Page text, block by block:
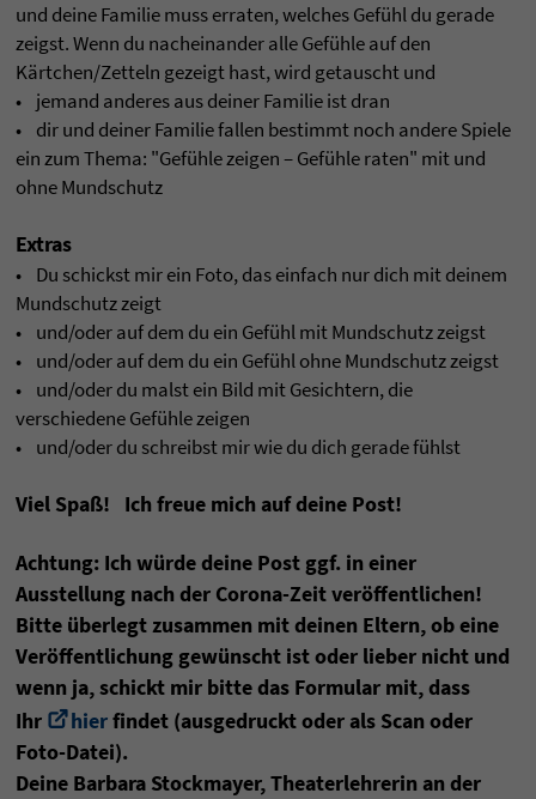
und deine Familie muss erraten, welches Gefühl du gerade
zeigst. Wenn du nacheinander alle Gefühle auf den
Kärtchen/Zetteln gezeigt hast, wird getauscht und
• jemand anderes aus deiner Familie ist dran
• dir und deiner Familie fallen bestimmt noch andere Spiele
ein zum Thema: "Gefühle zeigen – Gefühle raten" mit und
ohne Mundschutz
Extras
• Du schickst mir ein Foto, das einfach nur dich mit deinem
Mundschutz zeigt
• und/oder auf dem du ein Gefühl mit Mundschutz zeigst
• und/oder auf dem du ein Gefühl ohne Mundschutz zeigst
• und/oder du malst ein Bild mit Gesichtern, die
verschiedene Gefühle zeigen
• und/oder du schreibst mir wie du dich gerade fühlst
Viel Spaß! Ich freue mich auf deine Post!
Achtung: Ich würde deine Post ggf. in einer
Ausstellung nach der Corona-Zeit veröffentlichen!
Bitte überlegt zusammen mit deinen Eltern, ob eine
Veröffentlichung gewünscht ist oder lieber nicht und
wenn ja, schickt mir bitte das Formular mit, dass
Ihr
hierfindet (ausgedruckt oder als Scan oder
Foto-Datei).
Deine Barbara Stockmayer, Theaterlehrerin an der